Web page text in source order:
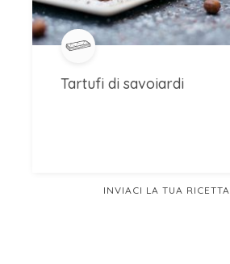
Tartufi di savoiardi
INVIACI LA TUA RICETTA